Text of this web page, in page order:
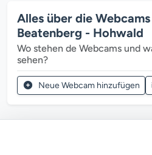
Alles über die
Beatenberg - Hohwald
Wo stehen de Webcams und
sehen?
Neue Webcam hinzufügen